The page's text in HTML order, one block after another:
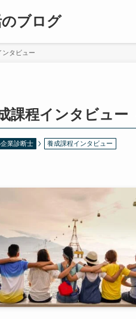
ブログ
ンタビュー
課程インタビュー
業診断士 養成課程インタビュー